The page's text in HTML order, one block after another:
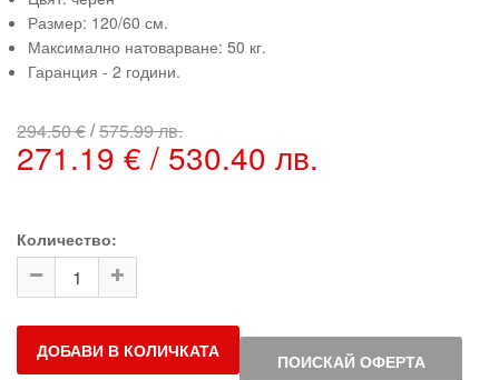
Размер: 120/60 см.
Максимално натоварване: 50 кг.
Гаранция - 2 години.
294.50 €/575.99 лв.
271.19 € / 530.40 лв.
Количество:
ДОБАВИ В КОЛИЧКАТА ПОИСКАЙ ОФЕРТА